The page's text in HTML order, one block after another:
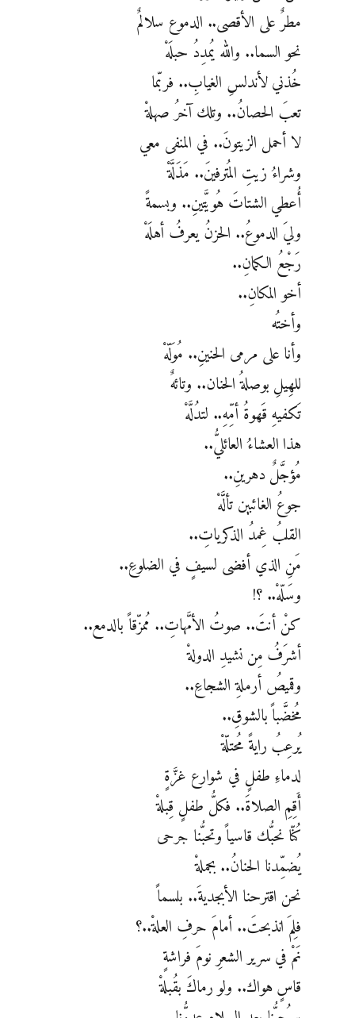
مطرٌ على الأقصى.. الدموع سلالمٌ
نحو السما.. والله يُمدِدُ حبلَهْ
خُذني لأندلسِ الغيابِ.. فربّما
تعبَ الحصانُ.. وتلك آخرُ صهلةْ
لا أحمل الزيتونَ.. في المنفى معي
وشراءُ زيتِ المُترفينَ.. مَذَلَّةْ
أُعطي الشتاتَ هُويَّتينِ.. وبسمةً
وليَ الدموعُ.. الحزنُ يعرفُ أهلَهْ
رَجْعُ الكمانِ..
أخو المكانِ..
وأختُه
وأنا على مرمى الحنينِ.. مُوَلّهْ
للهِيلِ بوصلةُ الحنان.. وتائهٌ
تَكفيهِ قَهوةُ أمِّهِ.. لتدُلَّهْ
هذا العشاءُ العائليُّ..
مُؤجَّلٌ دهرينِ..
جوعُ الغائبين تألَّهْ
القلبُ غِمدُ الذكرياتِ..
مَنِ الذي أفضى لسيفٍ في الضلوعِ..
وسَلّهْ.. ؟!
كنْ أنتَ.. صوتُ الأمَّهاتِ.. مُمزّقاً بالدمع..
أشرَفُ مِن نشيدِ الدولةْ
وقميصُ أرملةِ الشجاعِ..
مُخضَّباً بالشوقِ..
يُرعِبُ رايةً مُحتلّةْ
لدماءِ طفلٍ في شوارع غزَّةٍ
أَقِمِ الصلاةَ.. فكلُّ طفلٍ قِبلةْ
كُنّا نحبُّك قاسياً وتحبُّنا جرحى
يُضمِّدنا الحنانُ.. بجملةْ
نحن اقترحنا الأبجديةَ.. بلسماً
فلِمَ انذبحتَ.. أمامَ حرفِ العلةْ..؟
نَمْ في سرير الشعرِ نومَ فراشةٍ
قاسٍ هواك.. ولو رماكَ بقُبلةْ